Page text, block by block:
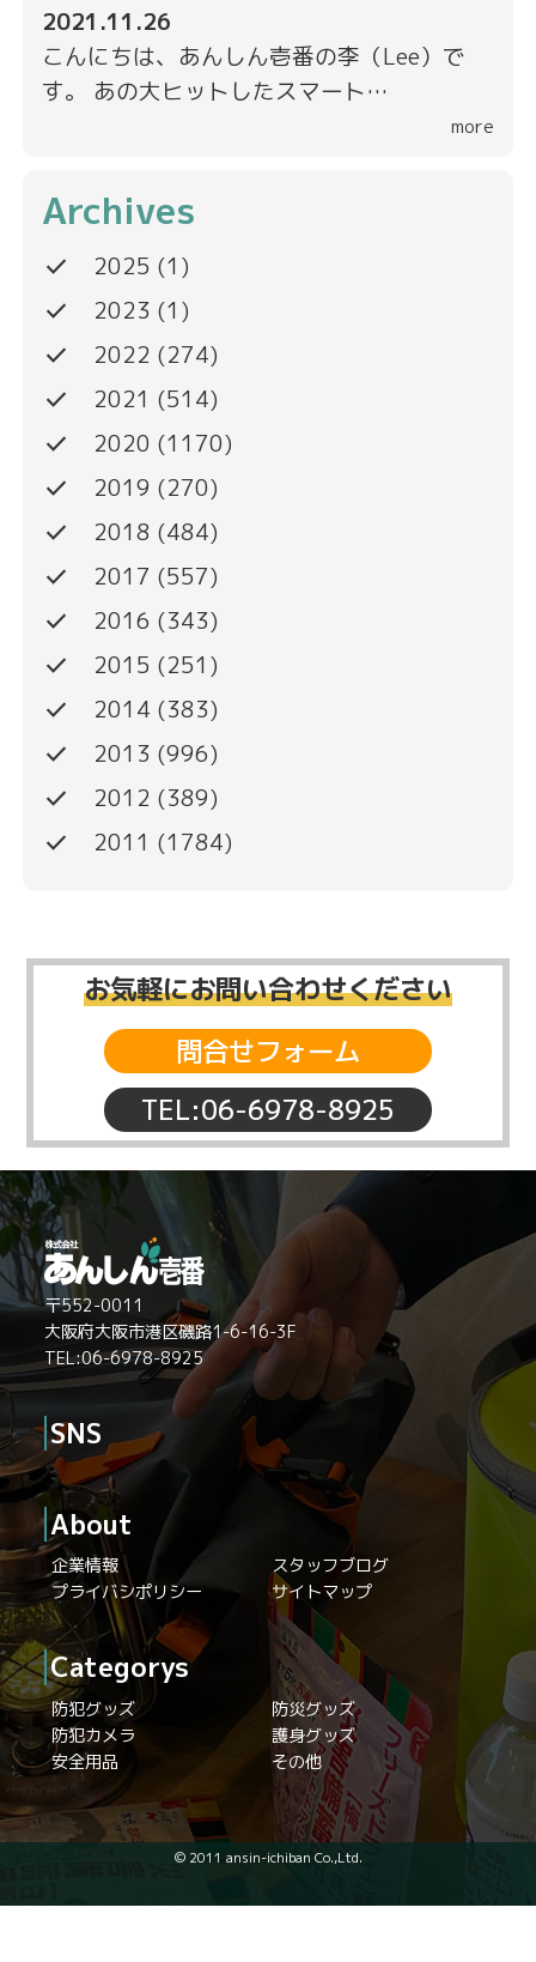
2021.11.26
こんにちは、あんしん壱番の李（Lee）で
す。 あの大ヒットしたスマート…
more
Archives
done 2025 (1)
done 2023 (1)
done 2022 (274)
done 2021 (514)
done 2020 (1170)
done 2019 (270)
done 2018 (484)
done 2017 (557)
done 2016 (343)
done 2015 (251)
done 2014 (383)
done 2013 (996)
done 2012 (389)
done 2011 (1784)
お気軽にお問い合わせください
TEL:06-6978-8925
問合せフォーム
〒552-0011
大阪府大阪市港区磯路1-6-16-3F
TEL:06-6978-8925
SNS
About
企業情報
スタッフブログ
プライバシポリシー
サイトマップ
Categorys
防犯グッズ
防災グッズ
防犯カメラ
護身グッズ
安全用品
その他
© 2011 ansin-ichiban Co.,Ltd.